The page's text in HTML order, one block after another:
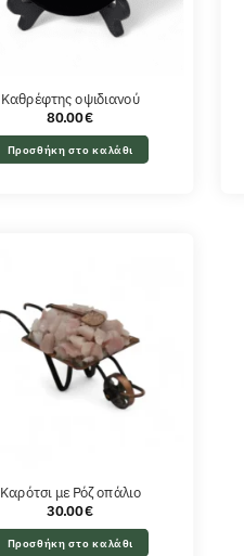
Καθρέφτης οψιδιανού
80.00€
Προσθήκη στο καλάθι
Καρότσι με Ρόζ οπάλιο
30.00€
Προσθήκη στο καλάθι